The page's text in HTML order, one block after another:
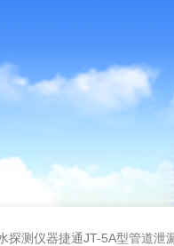
探测仪器捷通JT-5A型管道泄